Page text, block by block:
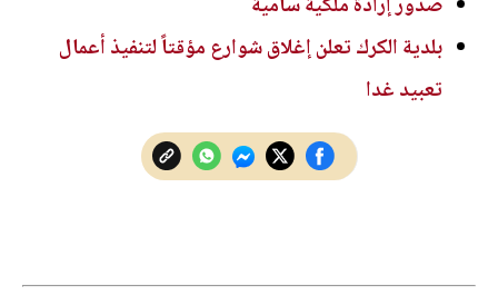
بلدية الكرك تعلن إغلاق شوارع مؤقتاً لتنفيذ أعمال
تعبيد غدا